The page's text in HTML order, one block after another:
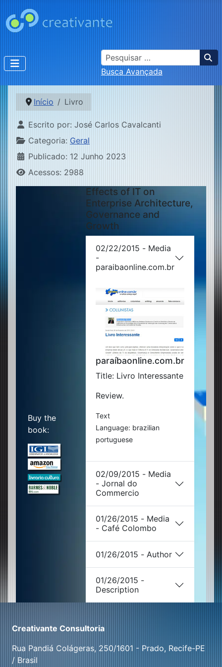
Busca
Busca Avançada
Início Livro
Detalhes
Escrito por: José Carlos Cavalcanti
Categoria: Geral
Publicado: 12 Junho 2023
Acessos: 2988
Buy the
book:
Effects of IT on
Enterprise Architecture,
Governance and
Growth
02/22/2015 - Media
-
paraibaonline.com.br
paraíbaonline.com.br
Title: Livro Interessante
Review.
Text
Language: brazilian
portuguese
02/09/2015 - Media
- Jornal do
Commercio
01/26/2015 - Media
- Café Colombo
01/26/2015 - Author
01/26/2015 -
Description
Creativante Consultoria
Rua Pandiá Colágeras, 250/1601 - Prado, Recife-PE
/ Brasil